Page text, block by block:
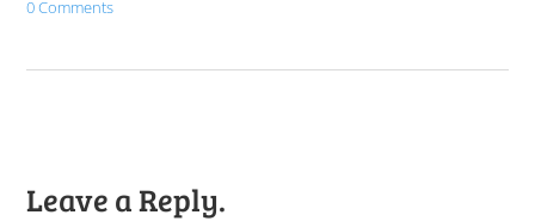
0 Comments
Leave a Reply.